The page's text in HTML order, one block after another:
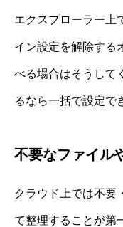
エクスプローラー上
イン設定を解除する
べる場合はそうして
るなら一括で設定で
不要なファイル
クラウド上では不要
て整理することが第